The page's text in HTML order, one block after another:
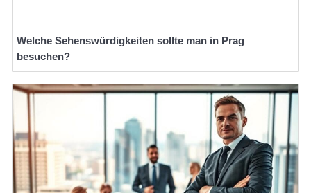
Welche Sehenswürdigkeiten sollte man in Prag
besuchen?